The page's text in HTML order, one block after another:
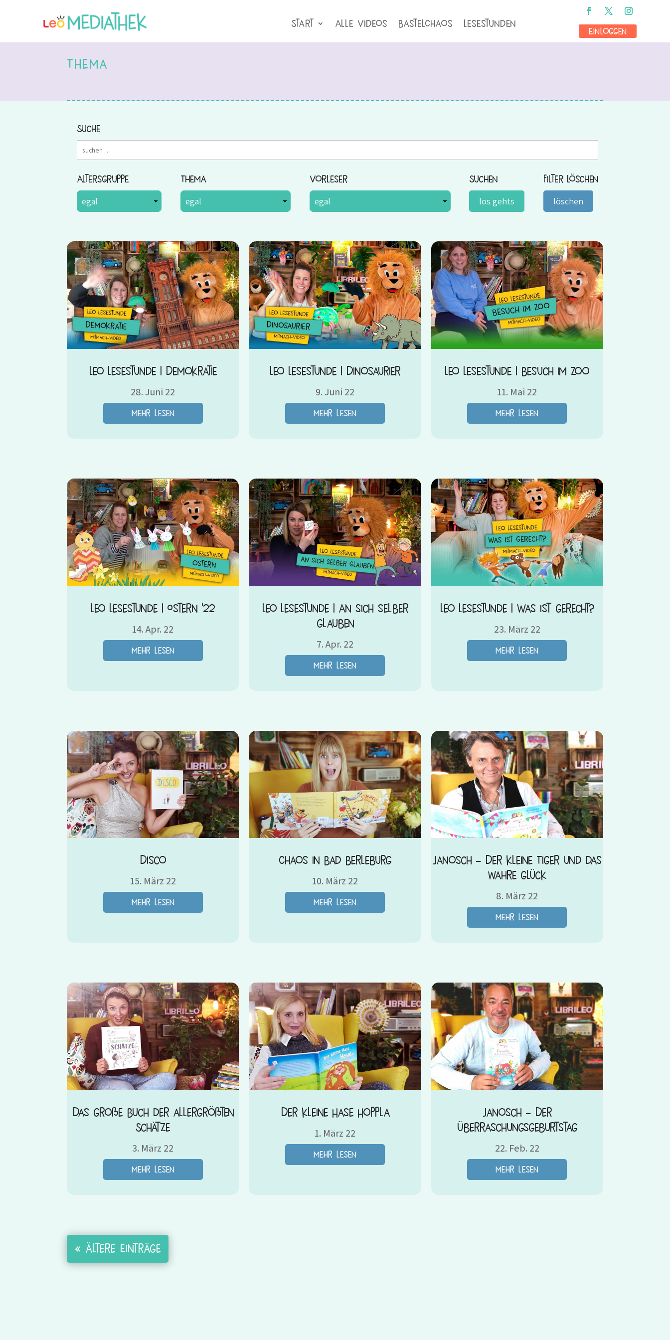
Start Alle Videos BastelChaos Lesestunden
Einloggen
Thema
Suche
Altersgruppe Thema Vorleser Suchen Filter löschen
Leo Lesestunde | Demokratie
28. Juni 22
mehr lesen
Leo Lesestunde | Dinosaurier
9. Juni 22
mehr lesen
Leo Lesestunde | Besuch im Zoo
11. Mai 22
mehr lesen
Leo Lesestunde | Ostern ’22
14. Apr. 22
mehr lesen
Leo Lesestunde | An sich selber
glauben
7. Apr. 22
mehr lesen
Leo Lesestunde | Was ist gerecht?
23. März 22
mehr lesen
Disco
15. März 22
mehr lesen
Chaos in Bad Berleburg
10. März 22
mehr lesen
Janosch – Der kleine Tiger und das
wahre Glück
8. März 22
mehr lesen
Das große Buch der allergrößten
Schätze
3. März 22
mehr lesen
Der kleine Hase Hoppla
1. März 22
mehr lesen
Janosch – Der
Überraschungsgeburtstag
22. Feb. 22
mehr lesen
« Ältere Einträge